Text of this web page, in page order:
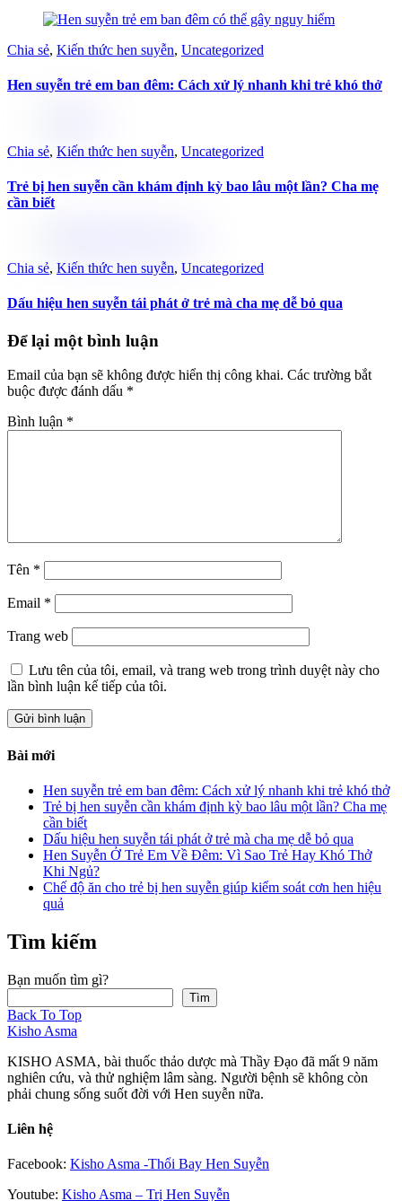
Chia sẻ, Kiến thức hen suyễn, Uncategorized
Hen suyễn trẻ em ban đêm: Cách xử lý nhanh khi trẻ khó thở
Chia sẻ, Kiến thức hen suyễn, Uncategorized
Trẻ bị hen suyễn cần khám định kỳ bao lâu một lần? Cha mẹ
cần biết
Chia sẻ, Kiến thức hen suyễn, Uncategorized
Dấu hiệu hen suyễn tái phát ở trẻ mà cha mẹ dễ bỏ qua
Để lại một bình luận
Email của bạn sẽ không được hiển thị công khai. Các trường bắt
buộc được đánh dấu *
Bình luận *
Tên *
Email *
Trang web
Lưu tên của tôi, email, và trang web trong trình duyệt này cho
lần bình luận kế tiếp của tôi.
Bài mới
Hen suyễn trẻ em ban đêm: Cách xử lý nhanh khi trẻ khó thở
Trẻ bị hen suyễn cần khám định kỳ bao lâu một lần? Cha mẹ
cần biết
Dấu hiệu hen suyễn tái phát ở trẻ mà cha mẹ dễ bỏ qua
Hen Suyễn Ở Trẻ Em Về Đêm: Vì Sao Trẻ Hay Khó Thở
Khi Ngủ?
Chế độ ăn cho trẻ bị hen suyễn giúp kiểm soát cơn hen hiệu
quả
Tìm kiếm
Bạn muốn tìm gì?
Tìm
Back To Top
Kisho Asma
KISHO ASMA, bài thuốc thảo dược mà Thầy Đạo đã mất 9 năm
nghiên cứu, và thử nghiệm lâm sàng. Người bệnh sẽ không còn
phải chung sống suốt đời với Hen suyễn nữa.
Liên hệ
Facebook: Kisho Asma -Thổi Bay Hen Suyễn
Youtube: Kisho Asma – Trị Hen Suyễn